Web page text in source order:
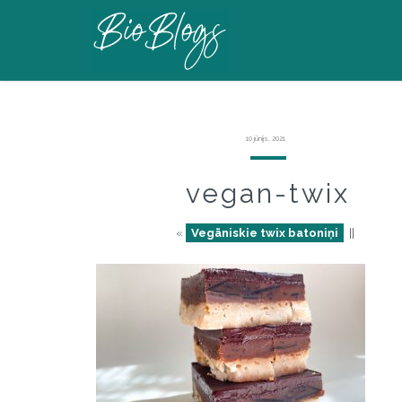
10 jūnijs, 2021
vegan-twix
« Vegāniskie twix batoniņi